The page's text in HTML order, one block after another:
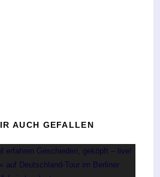
AUCH GEFALLEN